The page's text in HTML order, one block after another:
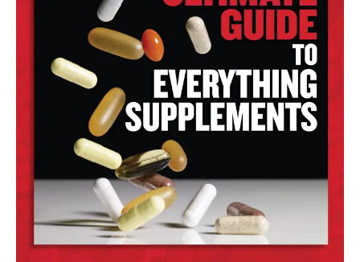
Política de Privacidad
32,111 32,214
Seguidores
11,243
Seguidores